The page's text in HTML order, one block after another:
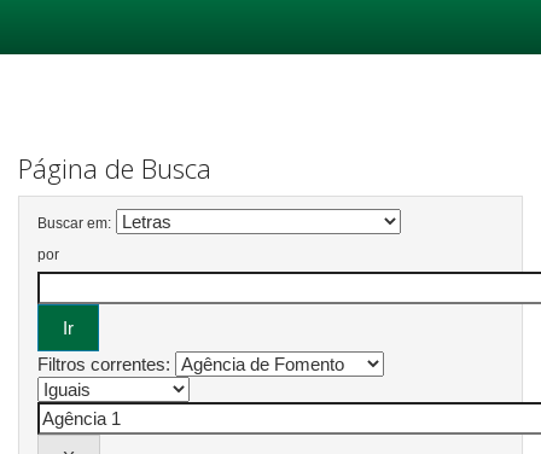
Página de Busca
Buscar em:
por
Filtros correntes: